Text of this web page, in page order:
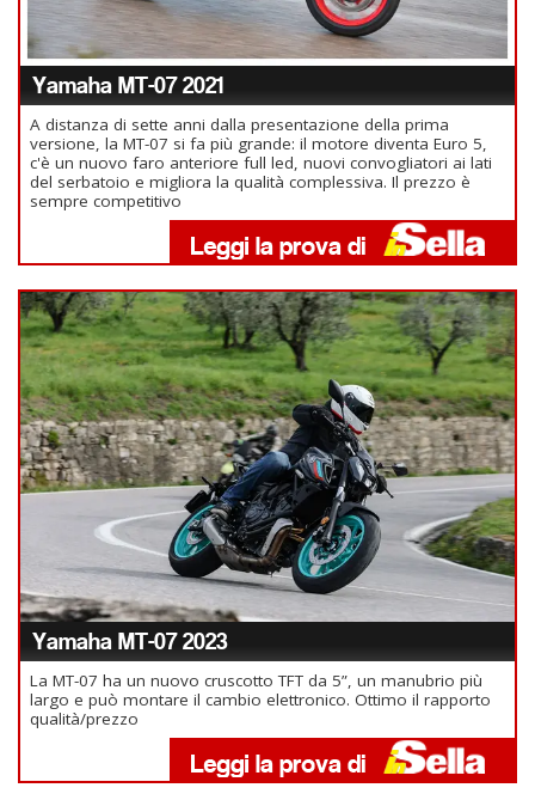
Yamaha MT-07 2021
A distanza di sette anni dalla presentazione della prima
versione, la MT-07 si fa più grande: il motore diventa Euro 5,
c'è un nuovo faro anteriore full led, nuovi convogliatori ai lati
del serbatoio e migliora la qualità complessiva. Il prezzo è
sempre competitivo
Yamaha MT-07 2023
La MT-07 ha un nuovo cruscotto TFT da 5”, un manubrio più
largo e può montare il cambio elettronico. Ottimo il rapporto
qualità/prezzo